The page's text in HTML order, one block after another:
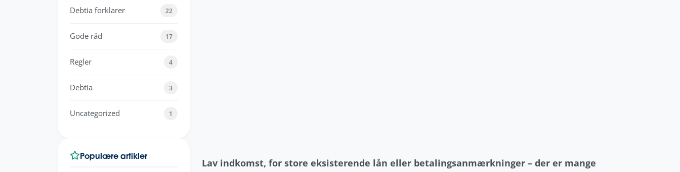
Debtia forklarer 22
Gode råd 17
Regler 4
Debtia 3
Uncategorized 1
Populære artikler
Lav indkomst, for store eksisterende lån eller betalingsanmærkninger – der er mange